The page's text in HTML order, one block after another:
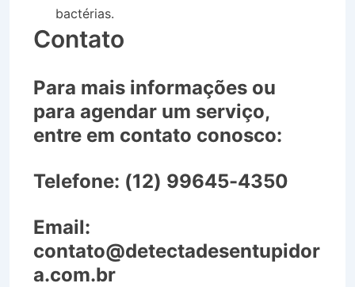
bactérias.
Contato
Para mais informações ou
para agendar um serviço,
entre em contato conosco:
Telefone: (12) 99645-4350
Email:
contato@detectadesentupidor
a.com.br